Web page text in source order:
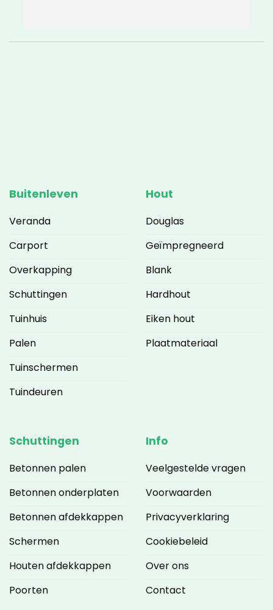
Buitenleven
Veranda
Carport
Overkapping
Schuttingen
Tuinhuis
Palen
Tuinschermen
Tuindeuren
Hout
Douglas
Geïmpregneerd
Blank
Hardhout
Eiken hout
Plaatmateriaal
Schuttingen
Betonnen palen
Betonnen onderplaten
Betonnen afdekkappen
Schermen
Houten afdekkappen
Poorten
Info
Veelgestelde vragen
Voorwaarden
Privacyverklaring
Cookiebeleid
Over ons
Contact